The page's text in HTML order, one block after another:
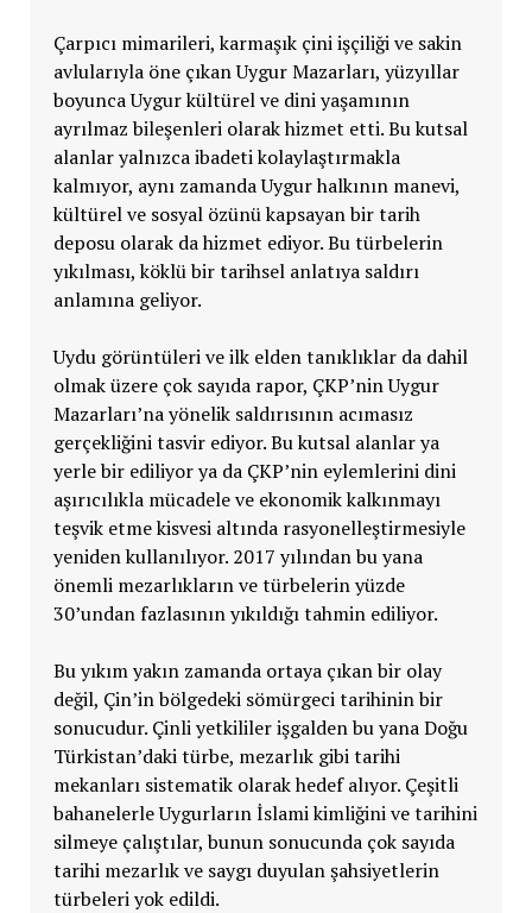
Çarpıcı mimarileri, karmaşık çini işçiliği ve sakin
avlularıyla öne çıkan Uygur Mazarları, yüzyıllar
boyunca Uygur kültürel ve dini yaşamının
ayrılmaz bileşenleri olarak hizmet etti. Bu kutsal
alanlar yalnızca ibadeti kolaylaştırmakla
kalmıyor, aynı zamanda Uygur halkının manevi,
kültürel ve sosyal özünü kapsayan bir tarih
deposu olarak da hizmet ediyor. Bu türbelerin
yıkılması, köklü bir tarihsel anlatıya saldırı
anlamına geliyor.
Uydu görüntüleri ve ilk elden tanıklıklar da dahil
olmak üzere çok sayıda rapor, ÇKP’nin Uygur
Mazarları’na yönelik saldırısının acımasız
gerçekliğini tasvir ediyor. Bu kutsal alanlar ya
yerle bir ediliyor ya da ÇKP’nin eylemlerini dini
aşırıcılıkla mücadele ve ekonomik kalkınmayı
teşvik etme kisvesi altında rasyonelleştirmesiyle
yeniden kullanılıyor. 2017 yılından bu yana
önemli mezarlıkların ve türbelerin yüzde
30’undan fazlasının yıkıldığı tahmin ediliyor.
Bu yıkım yakın zamanda ortaya çıkan bir olay
değil, Çin’in bölgedeki sömürgeci tarihinin bir
sonucudur. Çinli yetkililer işgalden bu yana Doğu
Türkistan’daki türbe, mezarlık gibi tarihi
mekanları sistematik olarak hedef alıyor. Çeşitli
bahanelerle Uygurların İslami kimliğini ve tarihini
silmeye çalıştılar, bunun sonucunda çok sayıda
tarihi mezarlık ve saygı duyulan şahsiyetlerin
türbeleri yok edildi.